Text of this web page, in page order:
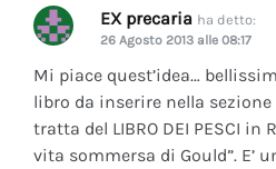
EX precaria ha detto:
26 Agosto 2013 alle 08:17
Mi piace quest’idea…
libro da inserire nella
tratta del LIBRO DEI PESCI in
vita sommersa di Gould”. E’